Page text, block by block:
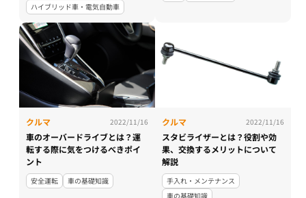
ハイブリッド車・電気自動車
クルマ 2022/11/16
車のオーバードライブとは？運
転する際に気をつけるべきポイ
ント
安全運転 車の基礎知識
クルマ 2022/11/16
スタビライザーとは？役割や効
果、交換するメリットについて
解説
手入れ・メンテナンス
車の基礎知識